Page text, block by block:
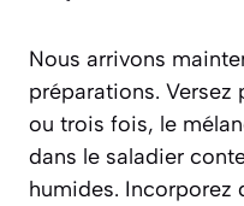
Nous arrivons
préparations. Versez
ou trois fois, le
dans le saladier
humides. Incorporez